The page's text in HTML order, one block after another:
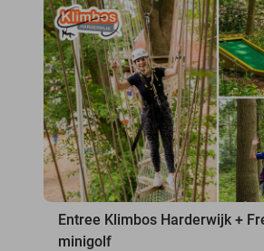
Entree Klimbos Harderwijk +
minigolf